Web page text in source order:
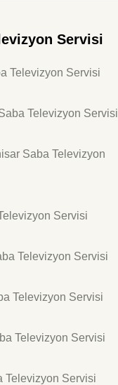
Servisi
Televizyon Servisi
Televizyon Servisi
Saba Televizyon
Servisi
Televizyon Servisi
Televizyon Servisi
Televizyon Servisi
Televizyon Servisi